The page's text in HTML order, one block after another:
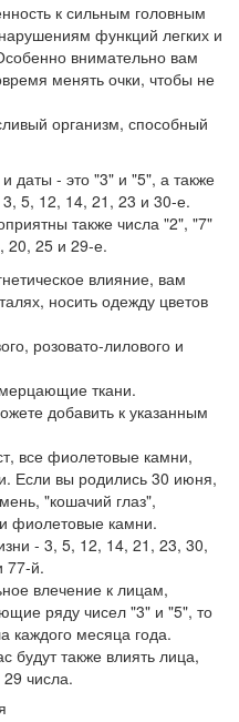
к сильным головным
функций легких и
внимательно вам
менять очки, чтобы не
организм, способный
даты - это "3" и "5", а также
5, 12, 14, 21, 23 и 30-е.
также числа "2", "7"
20, 25 и 29-е.
влияние, вам
носить одежду цветов
розовато-лилового и
ткани.
добавить к указанным
все фиолетовые камни,
Если вы родились 30 июня,
"кошачий глаз",
фиолетовые камни.
- 3, 5, 12, 14, 21, 23, 30,
77-й.
влечение к лицам,
ряду чисел "3" и "5", то
каждого месяца года.
будут также влиять лица,
числа.